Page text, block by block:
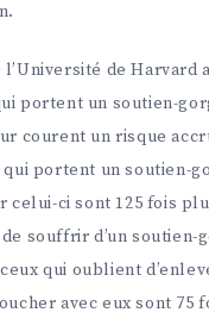
de Harvard
portent un soutien-
courent un risque
qui portent un soutien-
celui-ci sont 125 fois
souffrir d’un soutien-
qui oublient
avec eux sont 75